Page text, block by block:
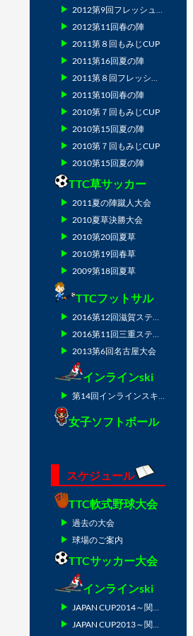
2012第9回フレッシュマン
2012第11回春の陣
2011第８回もみじCUP
2011第16回夏の陣
2011第８回フレッシュマン
2011第10回春の陣
2010第７回もみじCUP
2010第15回夏の陣
2010第７回もみじCUP
2010第15回夏の陣
TTC草サッカー
2011夏の陣蹴人大会
2010夏草決勝大会
2010第20回夏草
2010第19回春草
2009第18回夏草
TTCフットサル
2016第12回滋賀ステージ
2016第11回三重ステージ
2013第6回名古屋大会
インラインski
第14回インラインスキー技術選IN津南2010
女子ソフトボール
スケジュール
TTC軟式野球大会
過去の大会
球場のご案内
TTCサッカー大会
インラインski
JAPAN CUP2014～関東の陣～
JAPAN CUP2013～関東の陣～